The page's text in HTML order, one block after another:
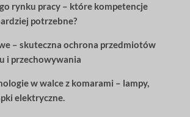
rynku pracy – które kompetencje
potrzebne?
– skuteczna ochrona przedmiotów
i przechowywania
w walce z komarami – lampy,
elektryczne.